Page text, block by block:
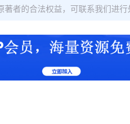
者的合法权益，可联系我们进行